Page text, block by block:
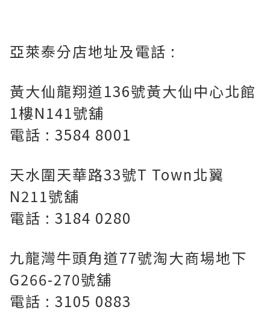
亞萊泰分店地址及電話 :
黃大仙龍翔道136號黃大仙中心北館
1樓N141號舖
電話 : 3584 8001
天水圍天華路33號T Town北翼
N211號舖
電話 : 3184 0280
九龍灣牛頭角道77號淘大商場地下
G266-270號舖
電話 : 3105 0883